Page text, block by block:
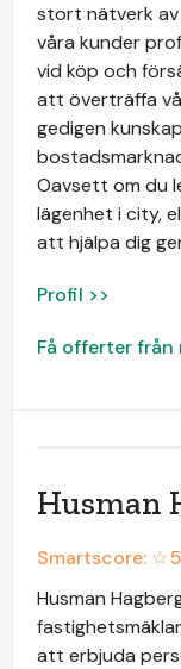
stort nätverk av
våra kunder
vid köp och
att överträffa
gedigen
Oavsett om du
lägenhet i city,
att hjälpa dig
Profil >>
Få offerter från
Husman
Smartscore: ☆
Husman
att erbjuda